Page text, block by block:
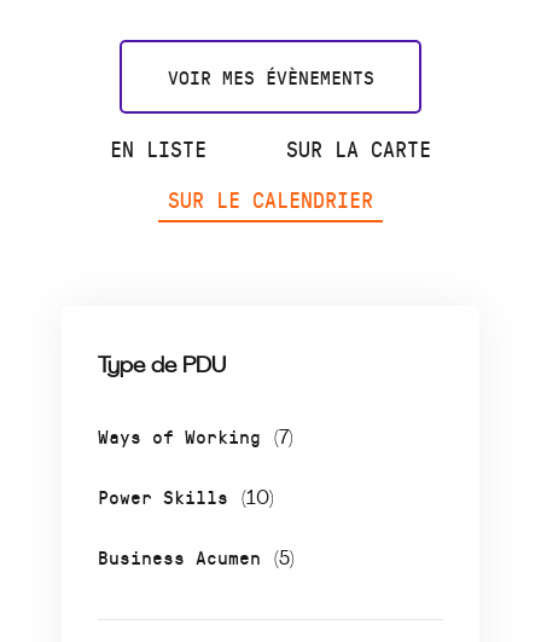
VOIR MES ÉVÈNEMENTS
EN LISTE
SUR LA CARTE
SUR LE CALENDRIER
Type de PDU
Ways of Working (7)
Power Skills (10)
Business Acumen (5)